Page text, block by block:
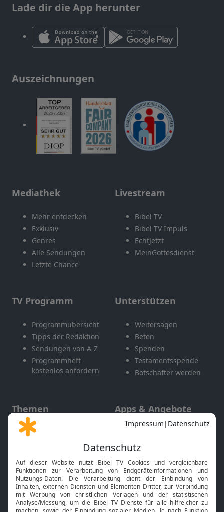
Lade dir die App herunter
Auszeichnungen
Mediathek
Mehr entdecken
Exklusiv
Genres
Alle Sendungen
Letzte Chance
Livestream
Bibel TV
Bibel TV Impuls
EchtJetzt
MeinGottesdienst
TV Programm
Programmübersicht
Tipps der Redaktion
Sendungen von A-Z
Programmheft
kostenlos anfordern
Unterstützen
Weitersagen
Beten
Spenden
Testamentsspende
Botschafter werden
Themen
Gott und Bibel erklärt
Neuigkeiten
Apps & Angebote
Mobile App
Smart TV
HbbTV
Bibelthek Online-Bibel
Nächster Gottesdienst